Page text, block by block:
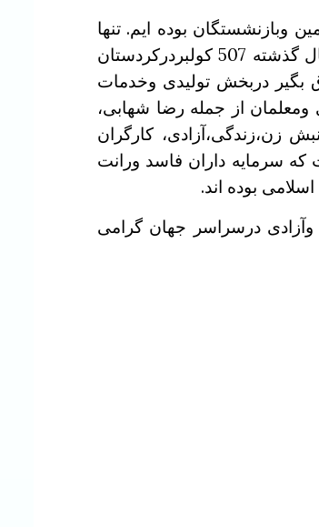
وبازنشستگان بوده ایم. تنها
درشش ماه سال گذشته به گفته سازمان پزشکی قانونی 1077 مورد مرگ کارگران براثرسوانح کاری بوده ایم.درسال گذشته 507 کولبردرکردستان
بگیر دربخش تولیدی وخدمات
از جمله رضا شهابی،
زن،زندگی،آزادی، کارگران
سرمایه داران فاسد ورانت
بوده اند.
وآزادی درسراسر جهان گرامی